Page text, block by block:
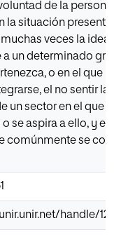
de la
la situación
veces la idea
un determinado
o en el que
el no sentir la
un sector en el que
se aspira a ello, y el
comúnmente se
handle/